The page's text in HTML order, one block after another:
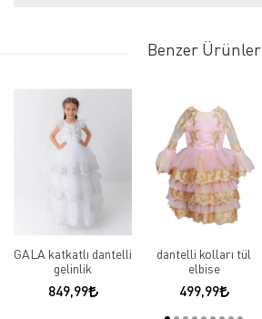
Benzer Ürünler
GALA katkatlı dantelli
gelinlik
849,99
dantelli kolları tül
elbise
499,99